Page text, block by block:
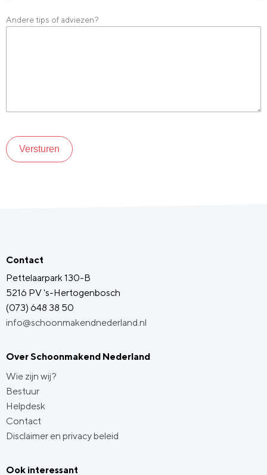
Andere tips of adviezen?
Versturen
Contact
Pettelaarpark 130-B
5216 PV 's-Hertogenbosch
(073) 648 38 50
info@schoonmakendnederland.nl
Over Schoonmakend Nederland
Wie zijn wij?
Bestuur
Helpdesk
Contact
Disclaimer en privacy beleid
Ook interessant